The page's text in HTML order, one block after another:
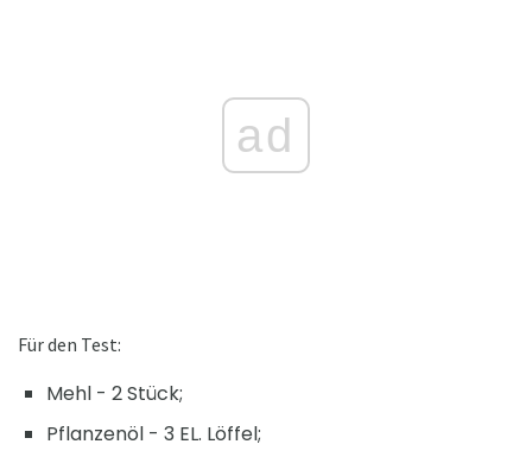
ad
Für den Test:
Mehl - 2 Stück;
Pflanzenöl - 3 EL. Löffel;